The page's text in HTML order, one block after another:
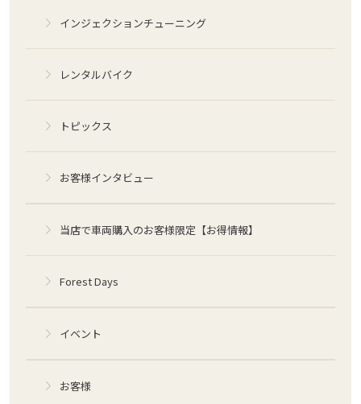
インジェクションチューニング
レンタルバイク
トピックス
お客様インタビュー
当店で車両購入のお客様限定【お得情報】
Forest Days
イベント
お客様